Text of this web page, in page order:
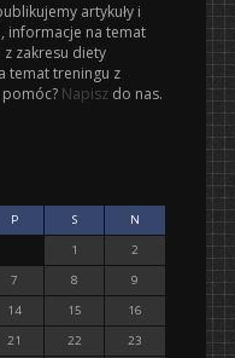
artykuły i
informacje na temat
zakresu diety
temat treningu z
pomóc? Napisz do nas.
P S
N
1
2
7 8
9
14 15
16
21 22
23